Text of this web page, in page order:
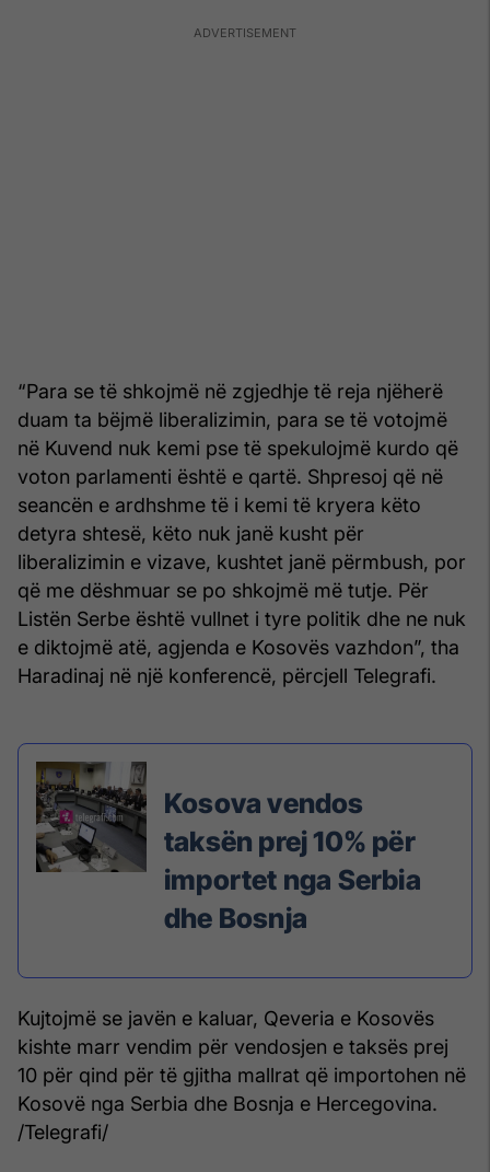
“Para se të shkojmë në zgjedhje të reja njëherë
duam ta bëjmë liberalizimin, para se të votojmë
në Kuvend nuk kemi pse të spekulojmë kurdo që
voton parlamenti është e qartë. Shpresoj që në
seancën e ardhshme të i kemi të kryera këto
detyra shtesë, këto nuk janë kusht për
liberalizimin e vizave, kushtet janë përmbush, por
që me dëshmuar se po shkojmë më tutje. Për
Listën Serbe është vullnet i tyre politik dhe ne nuk
e diktojmë atë, agjenda e Kosovës vazhdon”, tha
Haradinaj në një konferencë, përcjell Telegrafi.
Kosova vendos
taksën prej 10% për
importet nga Serbia
dhe Bosnja
Kujtojmë se javën e kaluar, Qeveria e Kosovës
kishte marr vendim për vendosjen e taksës prej
10 për qind për të gjitha mallrat që importohen në
Kosovë nga Serbia dhe Bosnja e Hercegovina.
/Telegrafi/